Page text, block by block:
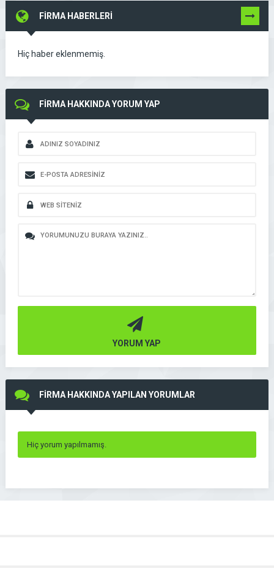
FİRMA HABERLERİ TÜMÜNÜ
GÖR
Hiç haber eklenmemiş.
FİRMA HAKKINDA YORUM YAP
YORUM YAP
FİRMA HAKKINDA YAPILAN YORUMLAR
Hiç yorum yapılmamış.